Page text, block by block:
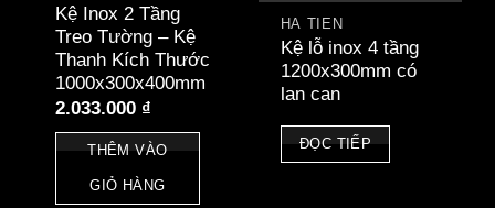
Kệ Inox 2 Tầng
Treo Tường – Kệ
Thanh Kích Thước
1000x300x400mm
2.033.000 ₫
THÊM VÀO
GIỎ HÀNG
HÀ TIÊN
Kệ lỗ inox 4 tầng
1200x300mm có
lan can
ĐỌC TIẾP